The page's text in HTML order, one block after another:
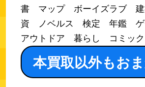
書 マップ ボーイズラブ
資 ノベルス 検定 年鑑
アウトドア 暮らし コミッ
本買取以外もお